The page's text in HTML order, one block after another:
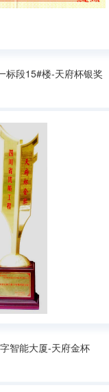
标段15#楼-天府杯银奖
智能大厦-天府金杯